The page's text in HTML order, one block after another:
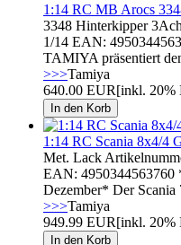
1:14 RC MB Arocs
3348 Hinterkipper
1/14 EAN:
TAMIYA präsentiert
>>>Tamiya
640.00 EUR[inkl. 20%
1:14 RC Scania 8x4/4
Met. Lack
EAN: 4950344563760
Dezember* Der Scania
>>>Tamiya
949.99 EUR[inkl. 20%